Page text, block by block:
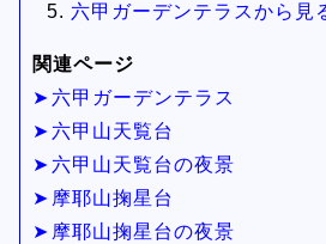
六甲ガーデンテラスから見
関連ページ
六甲ガーデンテラス
六甲山天覧台
六甲山天覧台の夜景
摩耶山掬星台
摩耶山掬星台の夜景